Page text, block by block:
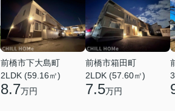
前橋市下大島町
2LDK (59.16㎡)
8.7万円
前橋市箱田町
2LDK (57.60㎡)
7.5万円